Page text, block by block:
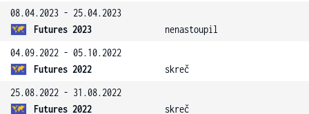
08.04.2023 - 25.04.2023
Futures 2023
nenastoupil
04.09.2022 - 05.10.2022
Futures 2022
skreč
25.08.2022 - 31.08.2022
Futures 2022
skreč